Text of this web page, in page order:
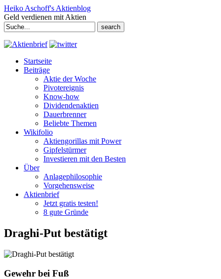
Heiko Aschoff's Aktienblog
Geld verdienen mit Aktien
Search
for:
Startseite
Beiträge
Aktie der Woche
Pivotereignis
Know-how
Dividendenaktien
Dauerbrenner
Beliebte Themen
Wikifolio
Aktiengorillas mit Power
Gipfelstürmer
Investieren mit den Besten
Über
Anlagephilosophie
Vorgehensweise
Aktienbrief
Jetzt gratis testen!
8 gute Gründe
Draghi-Put bestätigt
Gewehr bei Fuß